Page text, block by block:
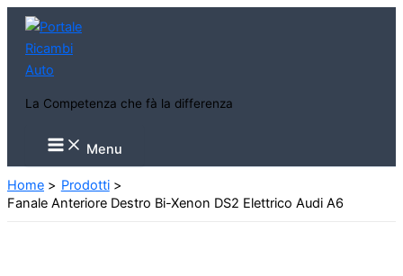
contenuto
La Competenza che fà la differenza
Main
Menu Menu
Home
Prodotti
Fanale Anteriore Destro Bi-Xenon DS2 Elettrico Audi A6